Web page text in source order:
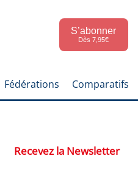
S’abonner
Dès 7,95€
Fédérations Comparatifs
Recevez la Newsletter